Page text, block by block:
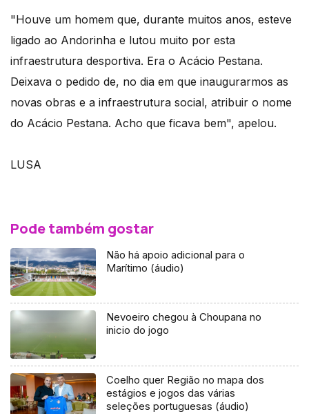
"Houve um homem que, durante muitos anos, esteve
ligado ao Andorinha e lutou muito por esta
infraestrutura desportiva. Era o Acácio Pestana.
Deixava o pedido de, no dia em que inaugurarmos as
novas obras e a infraestrutura social, atribuir o nome
do Acácio Pestana. Acho que ficava bem", apelou.
LUSA
Pode também gostar
Não há apoio adicional para o
Marítimo (áudio)
Nevoeiro chegou à Choupana no
inicio do jogo
Coelho quer Região no mapa dos
estágios e jogos das várias
seleções portuguesas (áudio)